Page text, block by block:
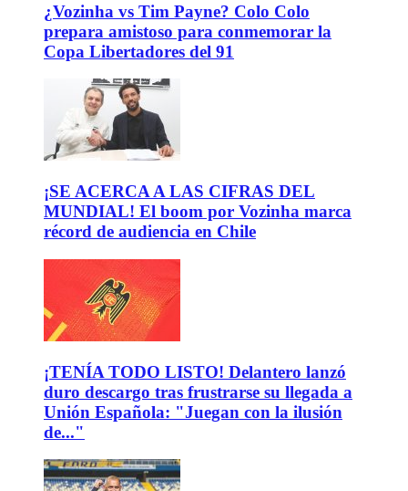
¿Vozinha vs Tim Payne? Colo Colo
prepara amistoso para conmemorar la
Copa Libertadores del 91
¡SE ACERCA A LAS CIFRAS DEL
MUNDIAL! El boom por Vozinha marca
récord de audiencia en Chile
¡TENÍA TODO LISTO! Delantero lanzó
duro descargo tras frustrarse su llegada a
Unión Española: "Juegan con la ilusión
de..."